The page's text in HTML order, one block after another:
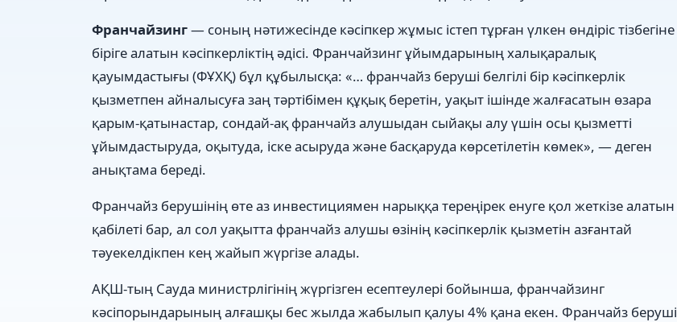
Франчайзинг— соның нәтижесінде кәсіпкер жұмыс істеп тұрған үлкен өндіріс тізбегіне
біріге алатын кәсіпкерліктің әдісі. Франчайзинг ұйымдарының халықаралық
қауымдастығы (ФҰХҚ) бұл құбылысқа: «… франчайз беруші белгілі бір кәсіпкерлік
қызметпен айналысуға заң тәртібімен құқық беретін, уақыт ішінде жалғасатын өзара
қарым-қатынастар, сондай-ақ франчайз алушыдан сыйақы алу үшін осы қызметті
ұйымдастыруда, оқытуда, іске асыруда және басқаруда көрсетілетін көмек», — деген
анықтама береді.
Франчайз берушінің өте аз инвестициямен нарыққа тереңірек енуге қол жеткізе алатын
қабілеті бар, ал сол уақытта франчайз алушы өзінің кәсіпкерлік қызметін азғантай
тәуекелдікпен кең жайып жүргізе алады.
АҚШ-тың Сауда министрлігінің жүргізген есептеулері бойынша, франчайзинг
кәсіпорындарының алғашқы бес жылда жабылып қалуы 4% қана екен. Франчайз беруші